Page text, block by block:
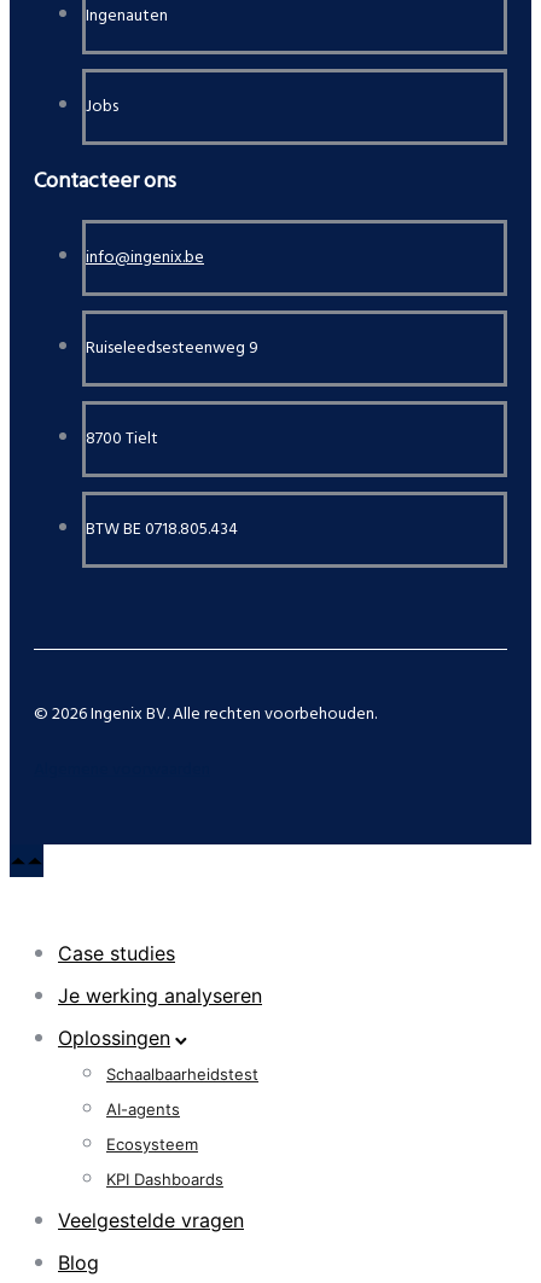
Ingenauten
Jobs
Contacteer ons
info@ingenix.be
Ruiseleedsesteenweg 9
8700 Tielt
BTW BE 0718.805.434
© 2026 Ingenix BV. Alle rechten voorbehouden.
Case studies
Je werking analyseren
Oplossingen
Schaalbaarheidstest
AI-agents
Ecosysteem
KPI Dashboards
Veelgestelde vragen
Blog